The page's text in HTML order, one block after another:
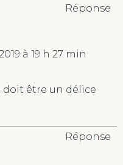
Réponse
à 19 h 27 min
doit être un délice
Réponse